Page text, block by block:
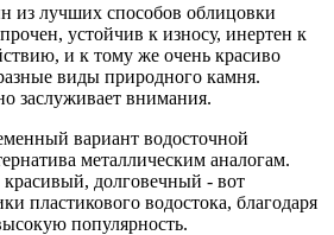
из лучших способов облицовки
устойчив к износу, инертен к
и к тому же очень красиво
виды природного камня.
заслуживает внимания.
вариант водосточной
металлическим аналогам.
долговечный - вот
пластикового водостока, благодаря
популярность.